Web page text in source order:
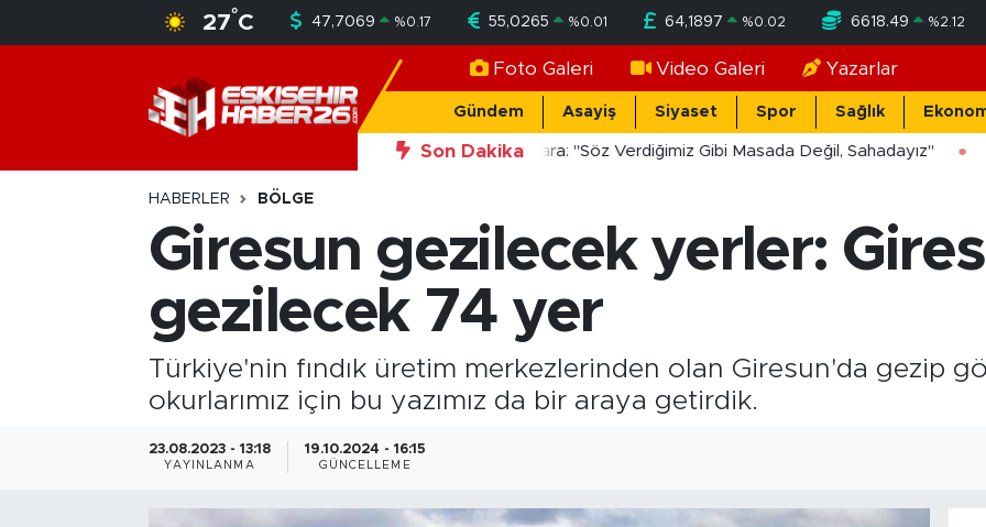
27°C 47,7069 %0.17 55,0265 %0.01 64,1897 %0.02 6618.49 %2.12
Foto Galeri Video Galeri Yazarlar
Gündem Asayiş Siyaset Spor Sağlık
Son Dakika
20:56Okan Yücekara: "Söz Verdiğimiz Gibi Masada Değil, Sahadayız"
HABERLER BÖLGE
Giresun gezilecek yerler:
gezilecek 74 yer
Türkiye'nin fındık üretim merkezlerinden olan Giresun'da gezip
okurlarımız için bu yazımız da bir araya getirdik.
23.08.2023 - 13:18
YAYINLANMA
19.10.2024 - 16:15
GÜNCELLEME
Nöbetçi Eczaneler
Hava Durumu
Trafik Durumu
Süper Lig Puan Durumu ve Fikstür
Tüm Manşetler
Son Dakika Haberleri